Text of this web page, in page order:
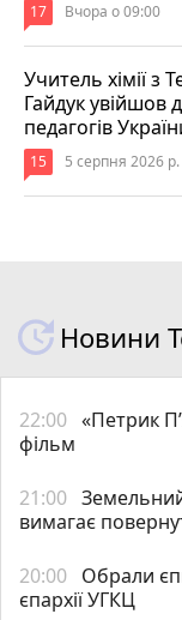
17 Вчора о 09:00
Учитель хімії з
Гайдук
педагогів
15 5 серпня 2026 р.
Новини
22:00 «Петрик
фільм
21:00
вимагає
20:00 Обрали
єпархії УГКЦ